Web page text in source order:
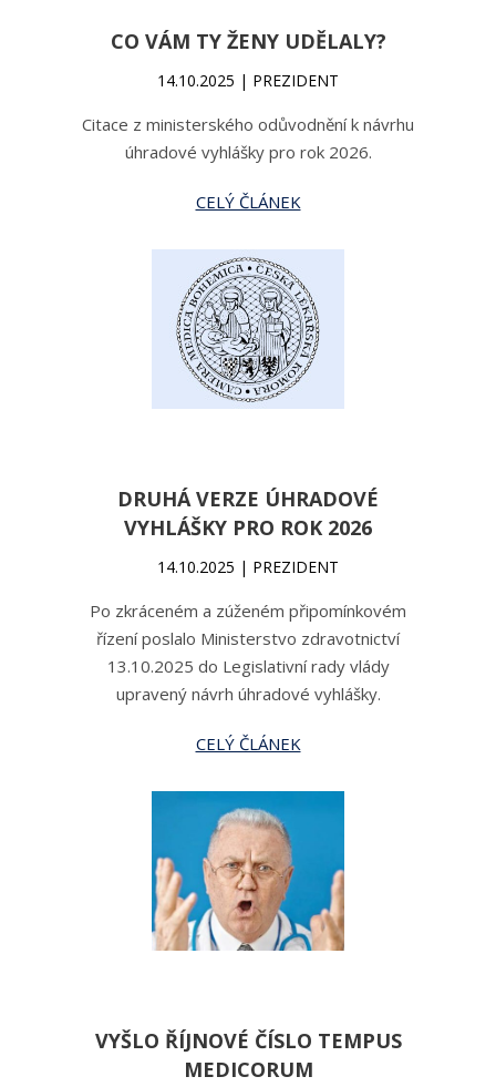
CO VÁM TY ŽENY UDĚLALY?
14.10.2025 | PREZIDENT
Citace z ministerského odůvodnění k návrhu
úhradové vyhlášky pro rok 2026.
CELÝ ČLÁNEK
DRUHÁ VERZE ÚHRADOVÉ
VYHLÁŠKY PRO ROK 2026
14.10.2025 | PREZIDENT
Po zkráceném a zúženém připomínkovém
řízení poslalo Ministerstvo zdravotnictví
13.10.2025 do Legislativní rady vlády
upravený návrh úhradové vyhlášky.
CELÝ ČLÁNEK
VYŠLO ŘÍJNOVÉ ČÍSLO TEMPUS
MEDICORUM